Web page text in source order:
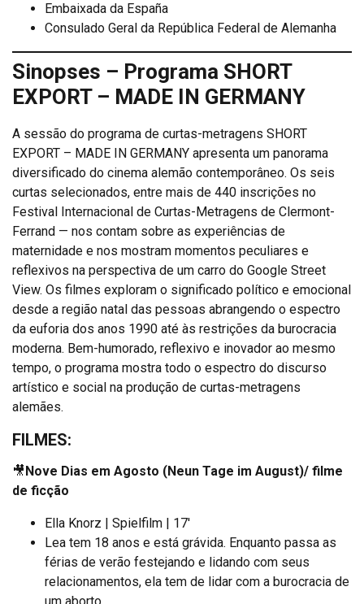
Embaixada da España
Consulado Geral da República Federal de Alemanha
Sinopses – Programa SHORT
EXPORT – MADE IN GERMANY
A sessão do programa de curtas-metragens SHORT
EXPORT – MADE IN GERMANY apresenta um panorama
diversificado do cinema alemão contemporâneo. Os seis
curtas selecionados, entre mais de 440 inscrições no
Festival Internacional de Curtas-Metragens de Clermont-
Ferrand — nos contam sobre as experiências de
maternidade e nos mostram momentos peculiares e
reflexivos na perspectiva de um carro do Google Street
View. Os filmes exploram o significado político e emocional
desde a região natal das pessoas abrangendo o espectro
da euforia dos anos 1990 até às restrições da burocracia
moderna. Bem-humorado, reflexivo e inovador ao mesmo
tempo, o programa mostra todo o espectro do discurso
artístico e social na produção de curtas-metragens
alemães.
FILMES:
🎥 Nove Dias em Agosto (Neun Tage im August)/ filme
de ficção
Ella Knorz | Spielfilm | 17′
Lea tem 18 anos e está grávida. Enquanto passa as
férias de verão festejando e lidando com seus
relacionamentos, ela tem de lidar com a burocracia de